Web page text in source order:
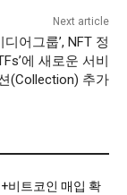
Next article
디어그룹’, NFT 정
에 새로운 서비
(Collection) 추가
비트코인 매입 확